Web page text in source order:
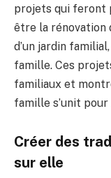
projets qui feront
être la rénovation
d’un jardin
famille. Ces
familiaux et
famille s’unit
Créer des
sur elle